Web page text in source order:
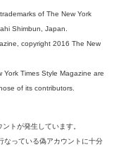
of The New York
Shimbun, Japan.
copyright 2016 The New
Times Style Magazine are
of its contributors.
トが発生しています。
なっている偽アカウントに十分